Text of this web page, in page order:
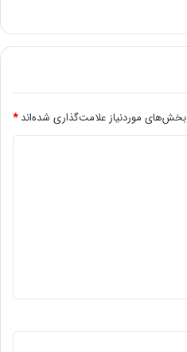
بخش‌های موردنیاز علامت‌گذاری شده‌اند*